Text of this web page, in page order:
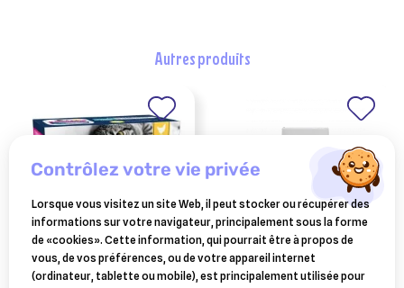
autres produits
patée eukanuba adult
sans céréales 12 x 85 g
AUDEVARD
ekyflex nodolox
contrôlez votre vie privée
Lorsque vous visitez un site Web, il peut stocker ou récupérer des
informations sur votre navigateur, principalement sous la forme
de «cookies». Cette information, qui pourrait être à propos de
vous, de vos préférences, ou de votre appareil internet
(ordinateur, tablette ou mobile), est principalement utilisée pour